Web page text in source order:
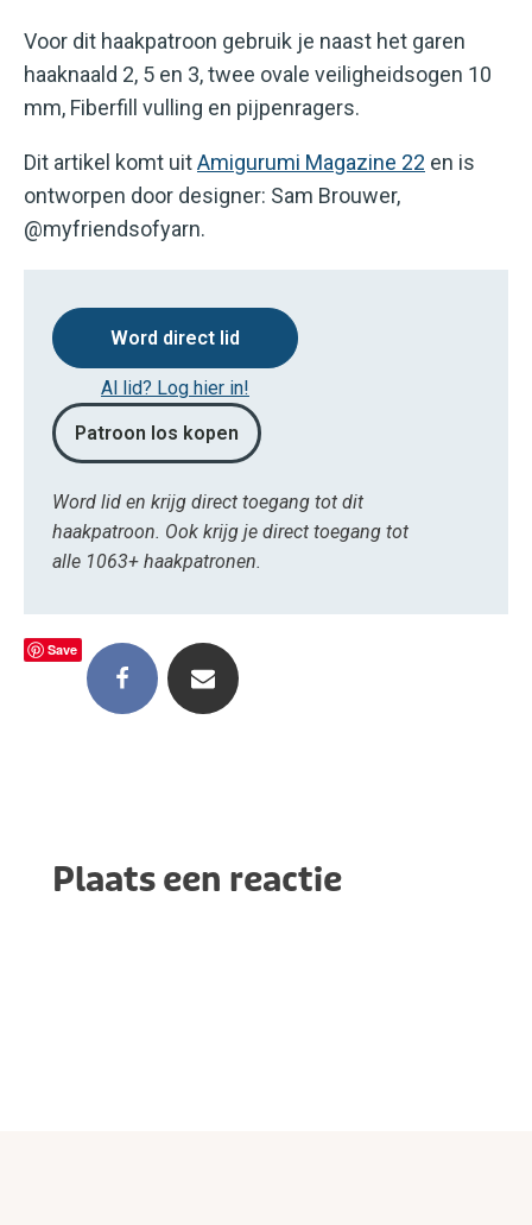
Voor dit haakpatroon gebruik je naast het garen
haaknaald 2, 5 en 3, twee ovale veiligheidsogen 10
mm, Fiberfill vulling en pijpenragers.
Dit artikel komt uitAmigurumi Magazine 22 en is
ontworpen door designer: Sam Brouwer,
@myfriendsofyarn.
Word direct lid
Al lid? Log hier in!
Patroon los kopen
Word lid en krijg direct toegang tot dit
haakpatroon. Ook krijg je direct toegang tot
alle 1063+ haakpatronen.
Save
Plaats een reactie